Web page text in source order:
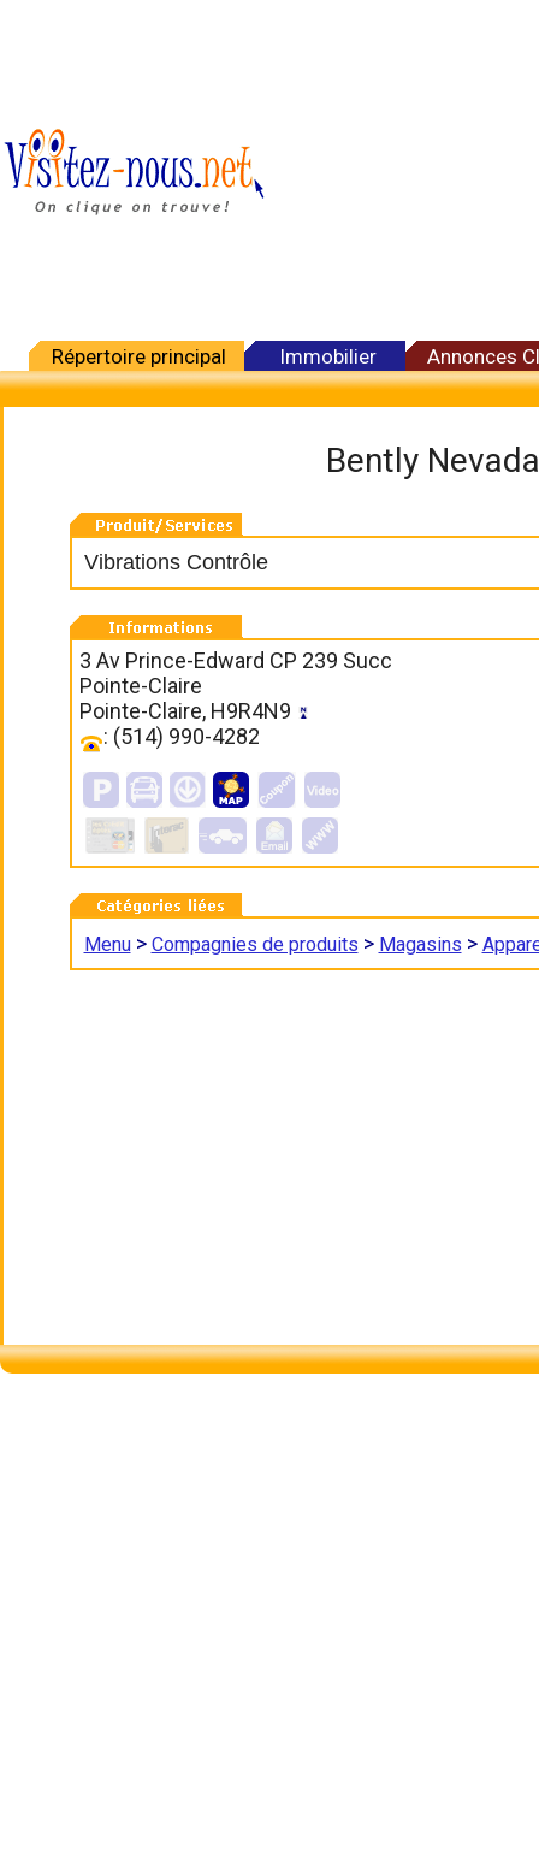
Répertoire principal Immobilier Annonces
Bently
Vibrations Contrôle
3 Av Prince-Edward CP 239 Succ
Pointe-Claire
Pointe-Claire, H9R4N9
: (514) 990-4282
Menu> Compagnies de produits > Magasins >